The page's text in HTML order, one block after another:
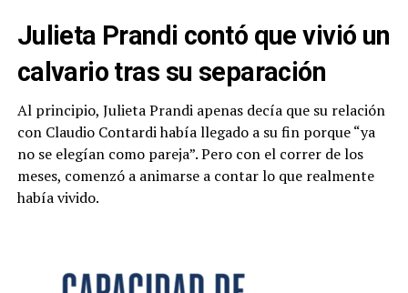
Julieta Prandi contó que vivió un
calvario tras su separación
Al principio, Julieta Prandi apenas decía que su relación
con Claudio Contardi había llegado a su fin porque “ya
no se elegían como pareja”. Pero con el correr de los
meses, comenzó a animarse a contar lo que realmente
había vivido.